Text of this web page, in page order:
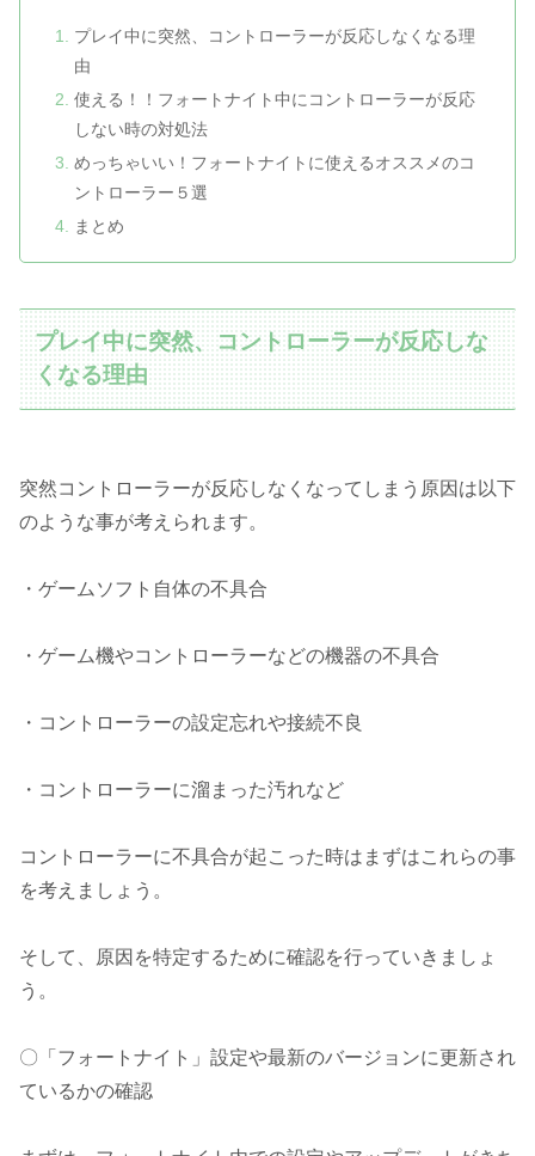
プレイ中に突然、コントローラーが反応しなくなる理
由
使える！！フォートナイト中にコントローラーが反応
しない時の対処法
めっちゃいい！フォートナイトに使えるオススメのコ
ントローラー５選
まとめ
プレイ中に突然、コントローラーが反応しな
くなる理由
突然コントローラーが反応しなくなってしまう原因は以下
のような事が考えられます。
・ゲームソフト自体の不具合
・ゲーム機やコントローラーなどの機器の不具合
・コントローラーの設定忘れや接続不良
・コントローラーに溜まった汚れなど
コントローラーに不具合が起こった時はまずはこれらの事
を考えましょう。
そして、原因を特定するために確認を行っていきましょ
う。
〇「フォートナイト」設定や最新のバージョンに更新され
ているかの確認